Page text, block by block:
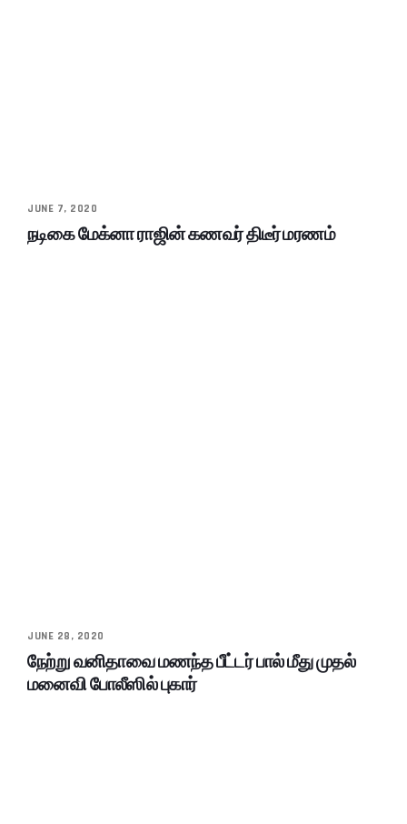
JUNE 7, 2020
நடிகை மேக்னா ராஜின் கணவர் திடீர் மரணம்
JUNE 28, 2020
நேற்று வனிதாவை மணந்த பீட்டர் பால் மீது முதல்
மனைவி போலீஸில் புகார்